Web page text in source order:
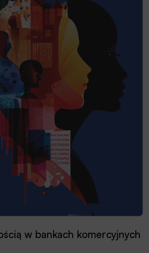
w bankach komercyjnych